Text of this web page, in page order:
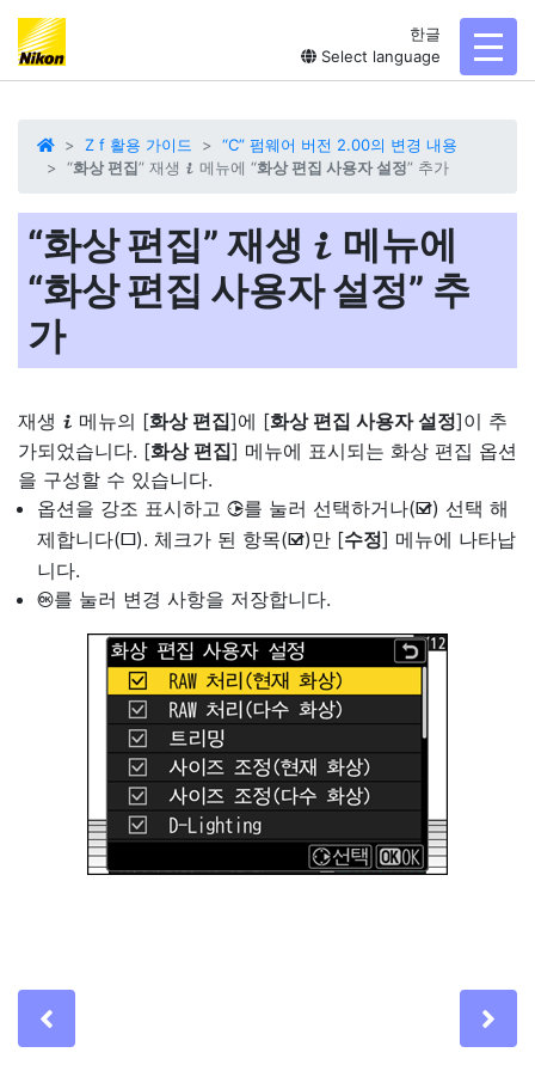
한글
Select language
Z f 활용 가이드
“C” 펌웨어 버전 2.00의 변경 내용
“화상 편집” 재생 i 메뉴에 “화상 편집 사용자 설정” 추가
“화상 편집” 재생 i 메뉴에
“화상 편집 사용자 설정” 추
가
재생 i 메뉴의 [화상 편집]에 [화상 편집 사용자 설정]이 추
가되었습니다. [화상 편집] 메뉴에 표시되는 화상 편집 옵션
을 구성할 수 있습니다.
옵션을 강조 표시하고 2를 눌러 선택하거나(M) 선택 해
제합니다(U). 체크가 된 항목(M)만 [수정] 메뉴에 나타납
니다.
J를 눌러 변경 사항을 저장합니다.